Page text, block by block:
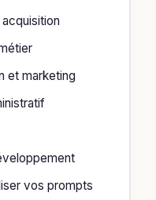
et marketing
vos prompts